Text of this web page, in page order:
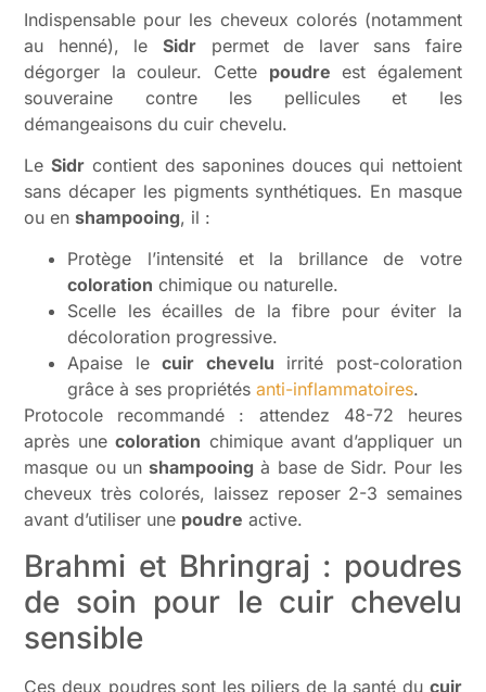
Indispensable pour les cheveux colorés (notamment
au henné), le Sidrpermet de laver sans faire
dégorger la couleur. Cette poudre est également
souveraine contre les pellicules et les
démangeaisons du cuir chevelu.
LeSidr contient des saponines douces qui nettoient
sans décaper les pigments synthétiques. En masque
ou enshampooing, il :
Protège l’intensité et la brillance de votre
coloration chimique ou naturelle.
Scelle les écailles de la fibre pour éviter la
décoloration progressive.
Apaise lecuir chevelu irrité post-coloration
grâce à ses propriétésanti-inflammatoires.
Protocole recommandé : attendez 48-72 heures
après unecoloration chimique avant d’appliquer un
masque ou unshampooing à base de Sidr. Pour les
cheveux très colorés, laissez reposer 2-3 semaines
avant d’utiliser une poudre active.
Brahmi et Bhringraj : poudres
de soin pour le cuir chevelu
sensible
Ces deux poudres sont les piliers de la santé du cuir